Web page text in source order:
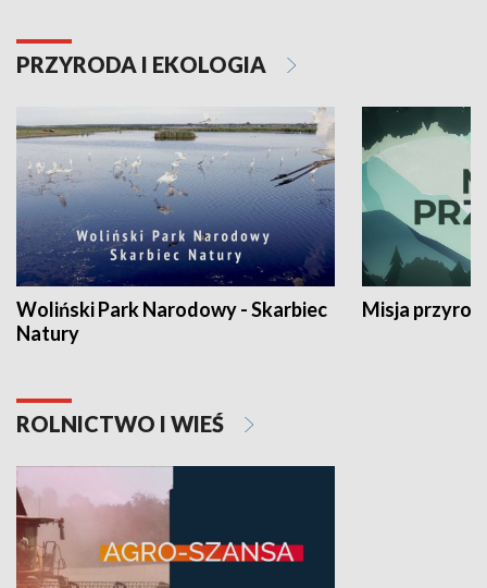
PRZYRODA I EKOLOGIA
Woliński Park Narodowy - Skarbiec
Natury
Misja
ROLNICTWO I WIEŚ